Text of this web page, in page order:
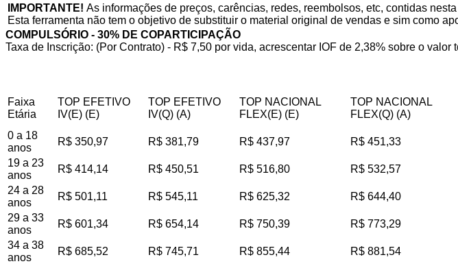
IMPORTANTE! As informações de preços, carências, redes, reembolsos, etc, contidas
Esta ferramenta não tem o objetivo de substituir o material original de vendas e sim como
COMPULSÓRIO - 30% DE COPARTICIPAÇÃO
Taxa de Inscrição: (Por Contrato) - R$ 7,50 por vida, acrescentar IOF de 2,38% sobre o valor
Faixa
Etária
TOP EFETIVO
IV(E) (E)
TOP EFETIVO
IV(Q) (A)
TOP NACIONAL
FLEX(E) (E)
TOP NACIONAL
FLEX(Q) (A)
0 a 18
anos
R$ 350,97 R$ 381,79 R$ 437,97 R$ 451,33
19 a 23
anos
R$ 414,14 R$ 450,51 R$ 516,80 R$ 532,57
24 a 28
anos
R$ 501,11 R$ 545,11 R$ 625,32 R$ 644,40
29 a 33
anos
R$ 601,34 R$ 654,14 R$ 750,39 R$ 773,29
34 a 38
anos
R$ 685,52 R$ 745,71 R$ 855,44 R$ 881,54